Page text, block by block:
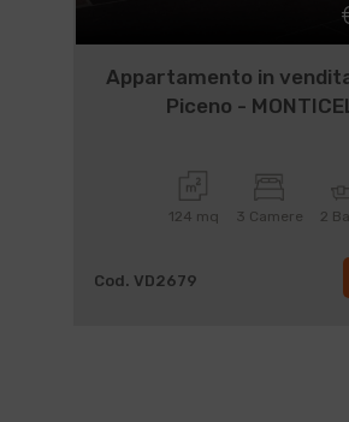
Appartamento in
Piceno -
124 mq 3 Camere 2
Cod. VD2679